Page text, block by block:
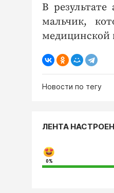
В
мальчик,
Новости по тегу
ЛЕНТА
0%